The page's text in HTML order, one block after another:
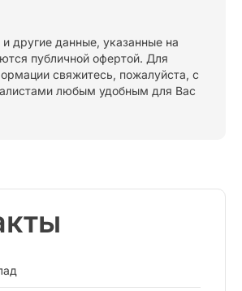
другие данные, указанные на
публичной офертой. Для
свяжитесь, пожалуйста, с
любым удобным для Вас